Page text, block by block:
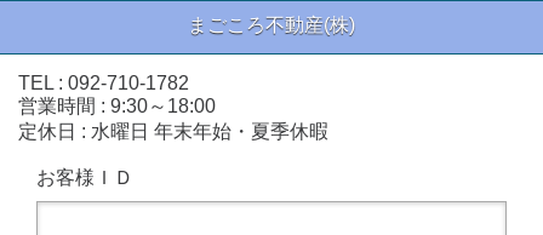
まごころ不動産(株)
TEL : 092-710-1782
営業時間 : 9:30～18:00
定休日 : 水曜日 年末年始・夏季休暇
お客様ＩＤ